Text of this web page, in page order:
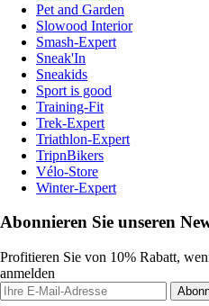
Pet and Garden
Slowood Interior
Smash-Expert
Sneak'In
Sneakids
Sport is good
Training-Fit
Trek-Expert
Triathlon-Expert
TripnBikers
Vélo-Store
Winter-Expert
Abonnieren Sie unseren
Profitieren Sie von 10% Rabatt,
anmelden